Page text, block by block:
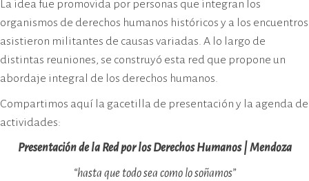
La idea fue promovida por personas que integran los
organismos de derechos humanos históricos y a los encuentros
asistieron militantes de causas variadas. A lo largo de
distintas reuniones, se construyó esta red que propone un
abordaje integral de los derechos humanos.
Compartimos aquí la gacetilla de presentación y la agenda de
actividades:
Presentación de la Red por los Derechos Humanos | Mendoza
“hasta que todo sea como lo soñamos”